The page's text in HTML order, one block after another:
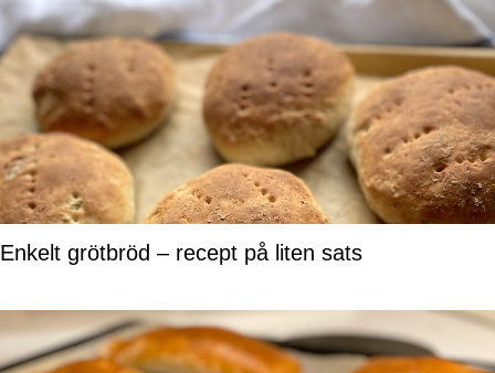
Enkelt grötbröd – recept på liten sats